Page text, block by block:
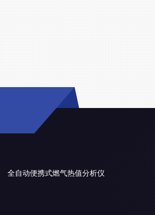
全自动便携式燃气热值分析仪